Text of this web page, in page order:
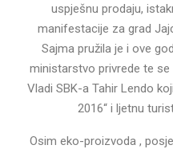
uspješnu prodaju,
manifestacije za grad
Sajma pružila je i ove
ministarstvo privrede te
Vladi SBK-a Tahir Lendo
2016“ i ljetnu
Osim eko-proizvoda ,